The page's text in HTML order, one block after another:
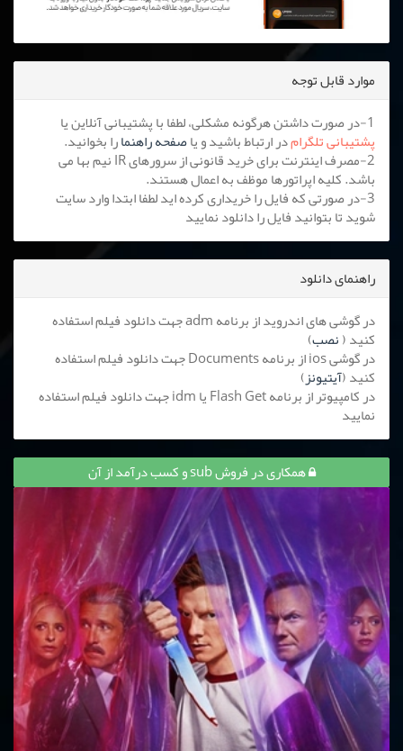
موارد قابل توجه
1-در صورت داشتن هرگونه مشکلی، لطفا با پشتیبانی آنلاین یا
پشتیبانی تلگرامدر ارتباط باشید و یاصفحه راهنمارا بخوانید.
2-مصرف اینترنت برای خرید قانونی از سرورهای IR نیم بها می
باشد. کلیه اپراتورها موظف به اعمال هستند.
3-در صورتی که فایل را خریداری کرده اید لطفا ابتدا وارد سایت
شوید تا بتوانید فایل را دانلود نمایید
راهنمای دانلود
در گوشی های اندروید از برنامه adm جهت دانلود فیلم استفاده
کنید (نصب)
در گوشی ios از برنامه Documents جهت دانلود فیلم استفاده
کنید (آیتیونز)
در کامپیوتر از برنامه Flash Get یا idm جهت دانلود فیلم استفاده
نمایید
همکاری در فروش sub و کسب درآمد از آن